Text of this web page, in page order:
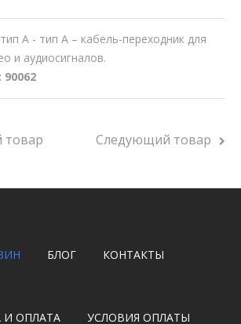
A - тип A – кабель-переходник для
и аудиосигналов.
Следующий товар
БЛОГ КОНТАКТЫ
И ОПЛАТА УСЛОВИЯ ОПЛАТЫ